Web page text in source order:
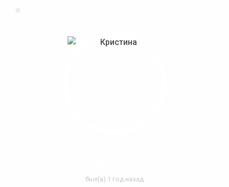
был(а) 1 год назад